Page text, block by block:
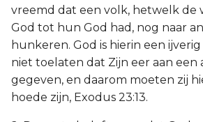
vreemd dat een volk, hetwelk de
God tot hun God had, nog naar
hunkeren. God is hierin een ijverig
niet toelaten dat Zijn eer aan een
gegeven, en daarom moeten zij
hoede zijn, Exodus 23:13.